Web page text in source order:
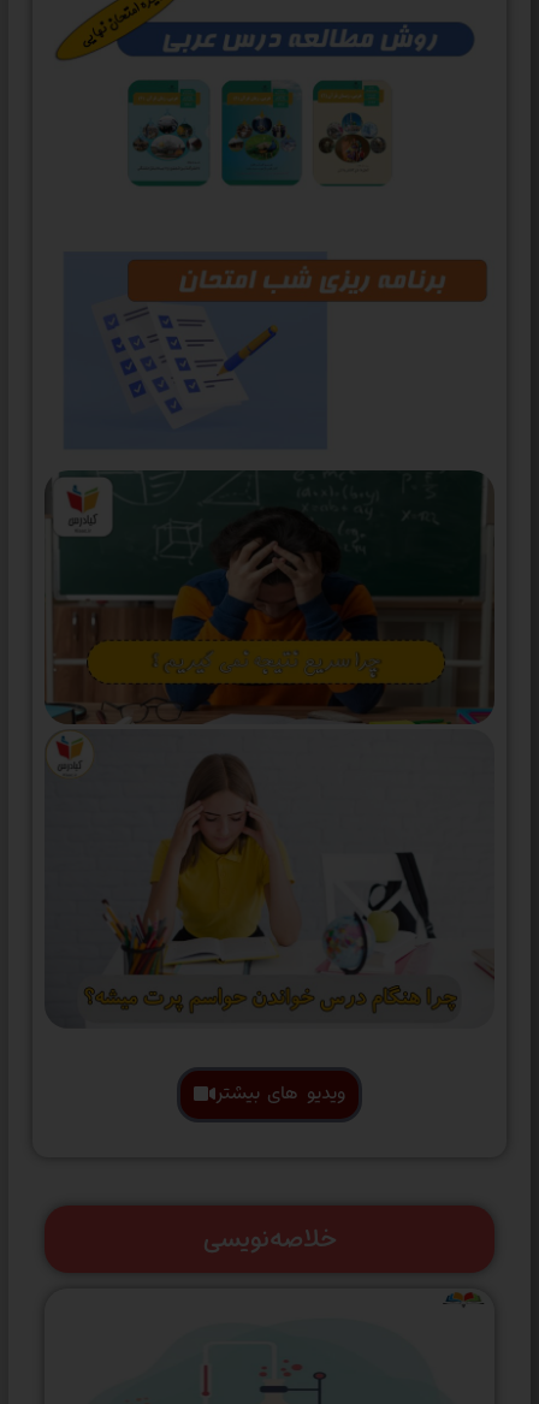
ویدیو های بیشتر
خلاصه‌نویسی